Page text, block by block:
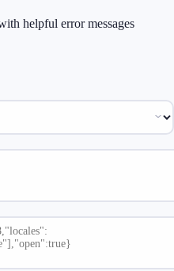
helpful error messages